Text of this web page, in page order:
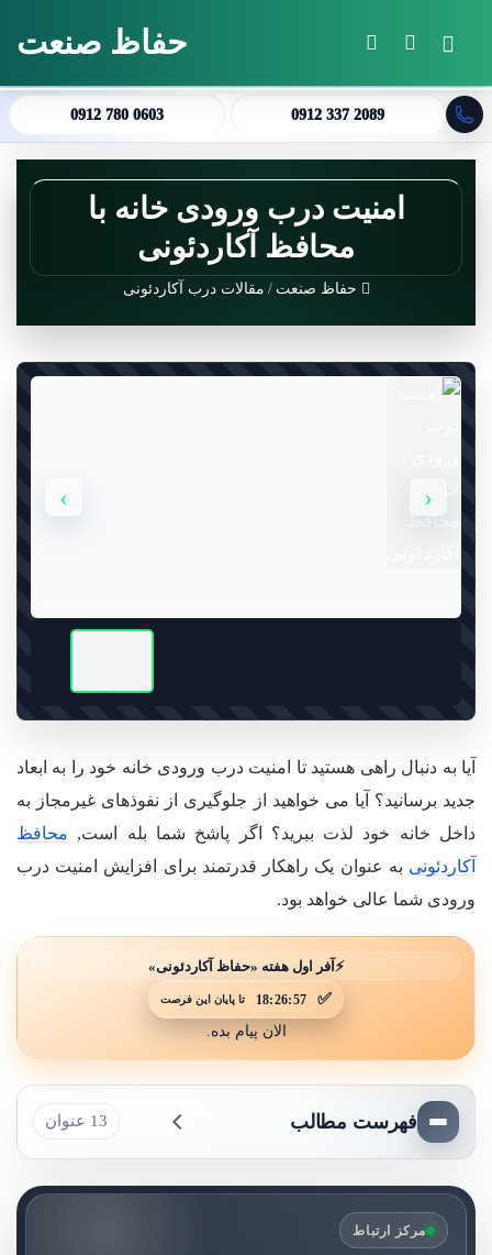
جستجو برای حفاظ صنعت
0912 780 0603 0912 337 2089
امنیت درب ورودی خانه با
محافظ آکاردئونی
حفاظ صنعت / مقالات درب آکاردئونی
‹
›
آیا به دنبال راهی هستید تا امنیت درب ورودی خانه خود را به ابعاد
جدید برسانید؟ آیا می خواهید از جلوگیری از نفوذهای غیرمجاز به
داخل خانه خود لذت ببرید؟ اگر پاشخ شما بله است, محافظ
آکاردئونی به عنوان یک راهکار قدرتمند برای افزایش امنیت درب
ورودی شما عالی خواهد بود.
⚡آفر اول هفته «حفاظ آکاردئونی»
✅
18:26:55 تا پایان این فرصت
الان پیام بده.
فهرست مطالب 13 عنوان
مرکز ارتباط